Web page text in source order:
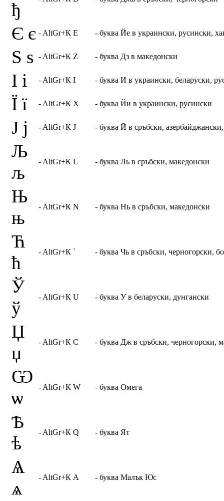
ђ
Є є - AltGr+К E - буква Йе в украински, русински,
Ѕ ѕ - AltGr+К Z - буква Дз в македонски
І і - AltGr+К I - буква И в украински, беларуски,
Ї ї - AltGr+К X - буква Йи в украински, русински
Ј ј - AltGr+К J - буква Й в сръбски,
Љ
љ
- AltGr+К L - буква Ль в сръбски, македонски
Њ
њ
- AltGr+К N - буква Нь в сръбски, македонски
Ћ
ћ
- AltGr+К ` - буква Чь в сръбски, черногорски,
Ў
ў
- AltGr+К U - буква У в беларуски, дунгански
Џ
џ
- AltGr+К C - буква Дж в сръбски, черногорски,
Ѡ
ѡ
- AltGr+К W - буква Омега
Ѣ
ѣ
- AltGr+К Q - буква Ят
Ѧ
ѧ
- AltGr+К A - буква Малък Юс